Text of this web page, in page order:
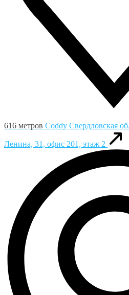
616 метров Coddy Свердловская
Ленина, 31, офис 201, этаж 2